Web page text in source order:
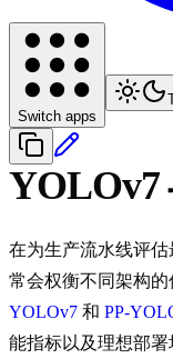
Switch apps
YOLOv7
在为生产流水线评
常会权衡不同架构
YOLOv7 和 PP-
能指标以及理想部